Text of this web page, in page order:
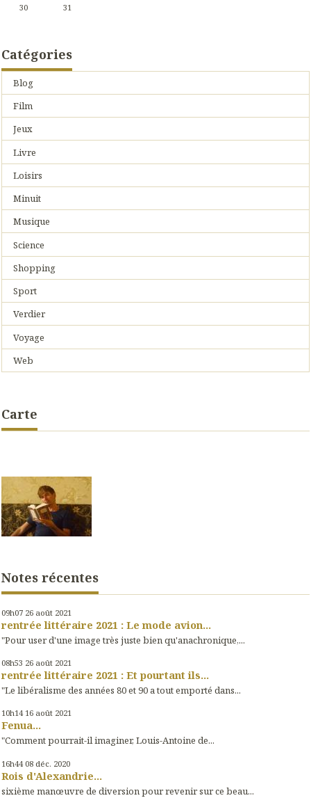
30
31
Catégories
Blog
Film
Jeux
Livre
Loisirs
Minuit
Musique
Science
Shopping
Sport
Verdier
Voyage
Web
Carte
Notes récentes
09h07 26 août 2021
rentrée littéraire 2021 : Le mode avion...
"Pour user d'une image très juste bien qu'anachronique,...
08h53 26 août 2021
rentrée littéraire 2021 : Et pourtant ils...
"Le libéralisme des années 80 et 90 a tout emporté dans...
10h14 16 août 2021
Fenua...
"Comment pourrait-il imaginer, Louis-Antoine de...
16h44 08 déc. 2020
Rois d'Alexandrie...
sixième manœuvre de diversion pour revenir sur ce beau...